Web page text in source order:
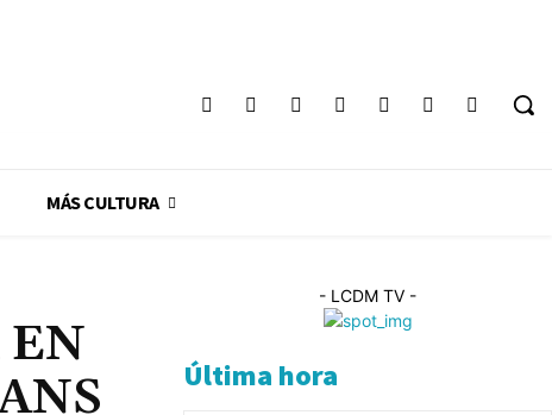
MÁS CULTURA
- LCDM TV -
Última hora